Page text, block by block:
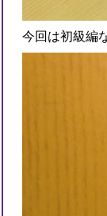
今回は初級編